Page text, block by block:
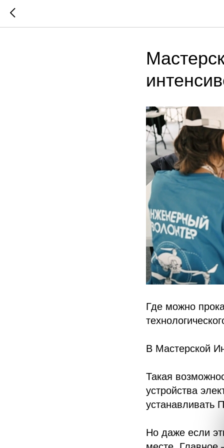
Где можно
В Мастерской
Такая
устройства
устанавливать
Но даже если